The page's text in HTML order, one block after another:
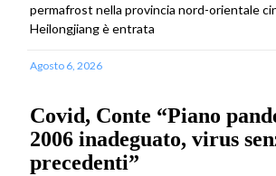
permafrost nella provincia nord-orientale
Heilongjiang è entrata
Agosto 6, 2026
Covid, Conte “Piano
2006 inadeguato, virus
precedenti”